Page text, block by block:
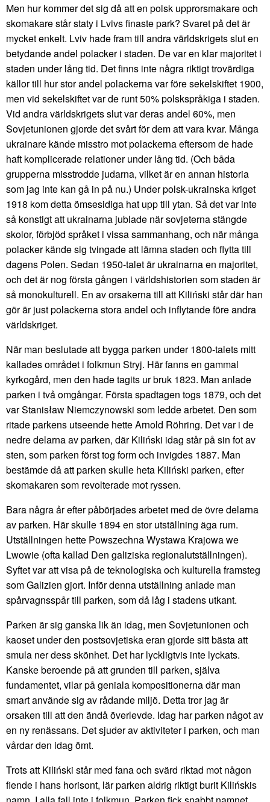
Men hur kommer det sig då att en polsk upprorsmakare och
skomakare står staty i Lvivs finaste park? Svaret på det är
mycket enkelt. Lviv hade fram till andra världskrigets slut en
betydande andel polacker i staden. De var en klar majoritet i
staden under lång tid. Det finns inte några riktigt trovärdiga
källor till hur stor andel polackerna var före sekelskiftet 1900,
men vid sekelskiftet var de runt 50% polskspråkiga i staden.
Vid andra världskrigets slut var deras andel 60%, men
Sovjetunionen gjorde det svårt för dem att vara kvar. Många
ukrainare kände misstro mot polackerna eftersom de hade
haft komplicerade relationer under lång tid. (Och båda
grupperna misstrodde judarna, vilket är en annan historia
som jag inte kan gå in på nu.) Under polsk-ukrainska kriget
1918 kom detta ömsesidiga hat upp till ytan. Så det var inte
så konstigt att ukrainarna jublade när sovjeterna stängde
skolor, förbjöd språket i vissa sammanhang, och när många
polacker kände sig tvingade att lämna staden och flytta till
dagens Polen. Sedan 1950-talet är ukrainarna en majoritet,
och det är nog första gången i världshistorien som staden är
så monokulturell. En av orsakerna till att Kiliński står där han
gör är just polackerna stora andel och inflytande före andra
världskriget.
När man beslutade att bygga parken under 1800-talets mitt
kallades området i folkmun Stryj. Här fanns en gammal
kyrkogård, men den hade tagits ur bruk 1823. Man anlade
parken i två omgångar. Första spadtagen togs 1879, och det
var Stanisław Niemczynowski som ledde arbetet. Den som
ritade parkens utseende hette Arnold Röhring. Det var i de
nedre delarna av parken, där Kiliński idag står på sin fot av
sten, som parken först tog form och invigdes 1887. Man
bestämde då att parken skulle heta Kiliński parken, efter
skomakaren som revolterade mot ryssen.
Bara några år efter påbörjades arbetet med de övre delarna
av parken. Här skulle 1894 en stor utställning äga rum.
Utställningen hette Powszechna Wystawa Krajowa we
Lwowie (ofta kallad Den galiziska regionalutställningen).
Syftet var att visa på de teknologiska och kulturella framsteg
som Galizien gjort. Inför denna utställning anlade man
spårvagnsspår till parken, som då låg i stadens utkant.
Parken är sig ganska lik än idag, men Sovjetunionen och
kaoset under den postsovjetiska eran gjorde sitt bästa att
smula ner dess skönhet. Det har lyckligtvis inte lyckats.
Kanske beroende på att grunden till parken, själva
fundamentet, vilar på geniala kompositionerna där man
smart använde sig av rådande miljö. Detta tror jag är
orsaken till att den ändå överlevde. Idag har parken något av
en ny renässans. Det sjuder av aktiviteter i parken, och man
vårdar den idag ömt.
Trots att Kiliński står med fana och svärd riktad mot någon
fiende i hans horisont, lär parken aldrig riktigt burit Kilińskis